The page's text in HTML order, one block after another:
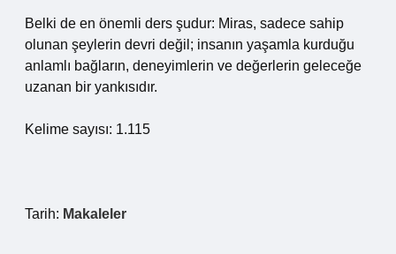
Belki de en önemli ders şudur: Miras, sadece sahip
olunan şeylerin devri değil; insanın yaşamla kurduğu
anlamlı bağların, deneyimlerin ve değerlerin geleceğe
uzanan bir yankısıdır.
Kelime sayısı: 1.115
Tarih: Makaleler